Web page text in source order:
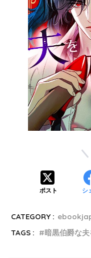
ポスト シ
CATEGORY :
TAGS :
暗黒伯爵な